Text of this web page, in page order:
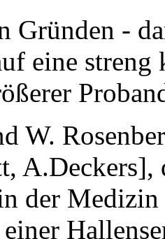
Gründen -
eine
W.
der